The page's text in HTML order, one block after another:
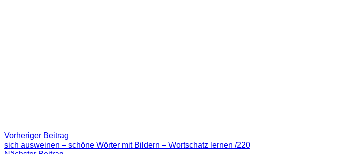
Beitragsnavigation
Vorheriger Beitrag
Beitrag:
sich ausweinen – schöne Wörter mit Bildern – Wortschatz lernen /220